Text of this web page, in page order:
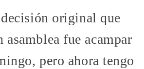
original que
asamblea fue acampar
pero ahora tengo